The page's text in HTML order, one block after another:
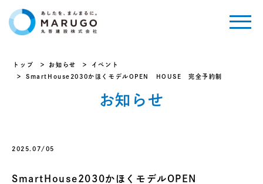
トップ お知らせ
イベント
SmartHouse2030かほくモデルOPEN HOUSE 完全予約制
お知らせ
2025.07/05
SmartHouse2030かほくモデルOPEN